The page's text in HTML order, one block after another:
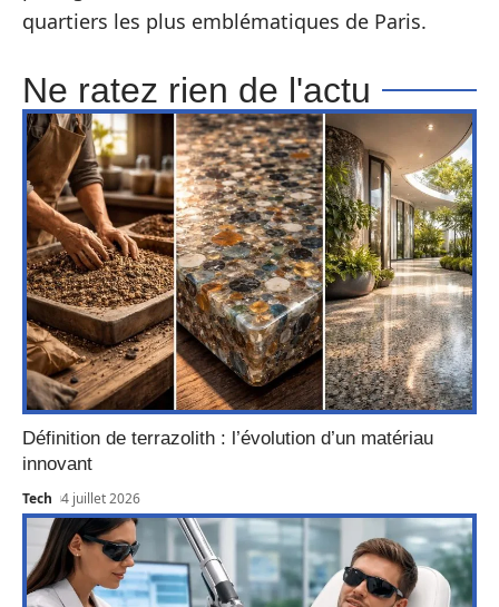
quartiers les plus emblématiques de Paris.
Ne ratez rien de l'actu
Définition de terrazolith : l’évolution d’un matériau
innovant
Tech 4 juillet 2026